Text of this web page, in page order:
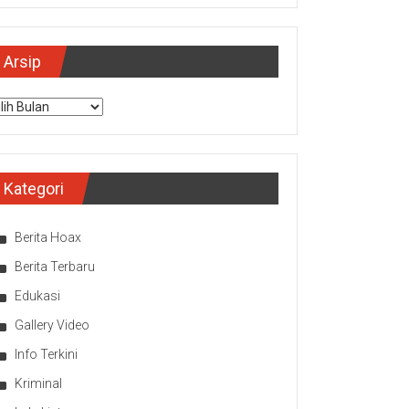
Arsip
Kategori
Berita Hoax
Berita Terbaru
Edukasi
Gallery Video
Info Terkini
Kriminal